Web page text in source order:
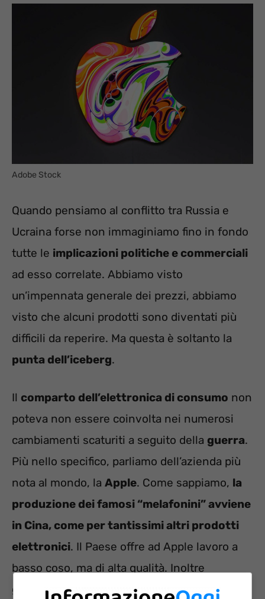
Adobe Stock
Quando pensiamo al conflitto tra Russia e
Ucraina forse non immaginiamo fino in fondo
tutte le implicazioni politiche e commerciali
ad esso correlate. Abbiamo visto
un’impennata generale dei prezzi, abbiamo
visto che alcuni prodotti sono diventati più
difficili da reperire. Ma questa è soltanto la
punta dell’iceberg.
Il comparto dell’elettronica di consumo non
poteva non essere coinvolta nei numerosi
cambiamenti scaturiti a seguito della guerra.
Più nello specifico, parliamo dell’azienda più
nota al mondo, la Apple. Come sappiamo, la
produzione dei famosi “melafonini” avviene
in Cina, come per tantissimi altri prodotti
elettronici. Il Paese offre ad Apple lavoro a
basso coso, ma di alta qualità. Inoltre
garantisce almeno un quinto delle vendite